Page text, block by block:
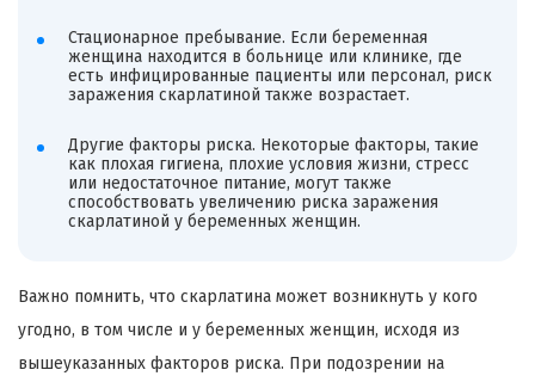
Стационарное пребывание. Если беременная
женщина находится в больнице или клинике, где
есть инфицированные пациенты или персонал, риск
заражения скарлатиной также возрастает.
Другие факторы риска. Некоторые факторы, такие
как плохая гигиена, плохие условия жизни, стресс
или недостаточное питание, могут также
способствовать увеличению риска заражения
скарлатиной у беременных женщин.
Важно помнить, что скарлатина может возникнуть у кого
угодно, в том числе и у беременных женщин, исходя из
вышеуказанных факторов риска. При подозрении на